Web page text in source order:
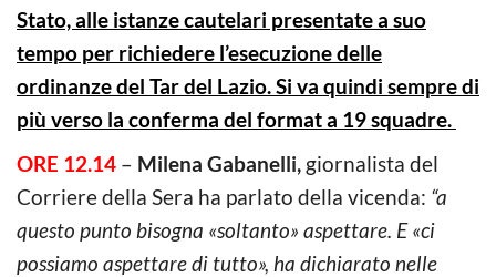
Stato, alle istanze cautelari presentate a suo
tempo per richiedere l’esecuzione delle
ordinanze del Tar del Lazio. Si va quindi sempre di
più verso la conferma del format a 19 squadre.
ORE 12.14 – Milena Gabanelli, giornalista del
Corriere della Sera ha parlato della vicenda: “a
questo punto bisogna «soltanto» aspettare. E «ci
possiamo aspettare di tutto», ha dichiarato nelle